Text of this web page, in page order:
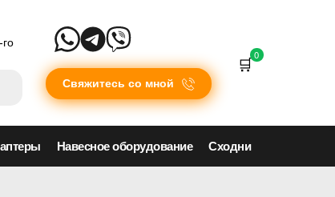
Свяжитесь со мной
0
Навесное оборудование Сходни